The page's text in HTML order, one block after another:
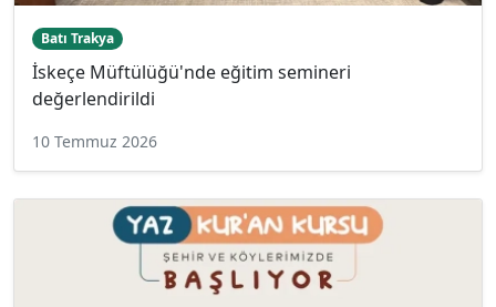
Batı Trakya
İskeçe Müftülüğü'nde eğitim semineri
değerlendirildi
10 Temmuz 2026